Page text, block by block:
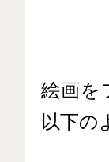
絵画を
以下の